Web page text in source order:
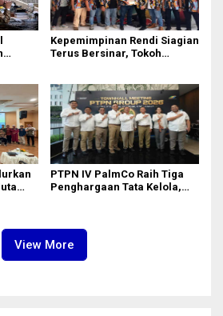
Kepemimpinan Rendi Siagian
Terus Bersinar, Tokoh
PTPN IV PalmCo Raih Tiga
Penghargaan Tata Kelola,
View More